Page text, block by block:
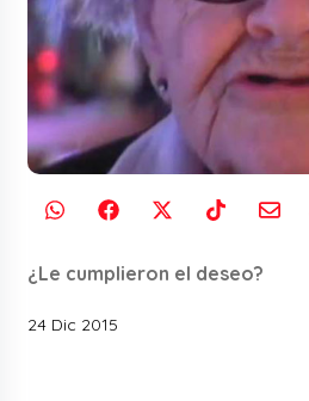
¿Le cumplieron el deseo?
24 Dic 2015